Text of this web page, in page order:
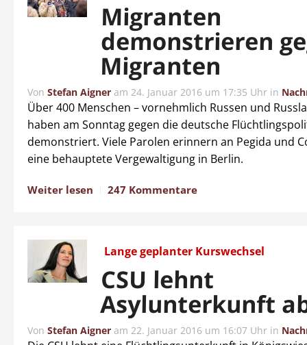
Migranten
demonstrieren
Migranten
Von Stefan Aigner am 24. Januar 2016 um 17:35 Uhr in
Über 400 Menschen – vornehmlich Russen und
haben am Sonntag gegen die deutsche
demonstriert. Viele Parolen erinnern an Pegida und
eine behauptete Vergewaltigung in Berlin.
Weiter lesen 247 Kommentare
Lange geplanter Kurswechsel
CSU lehnt
Asylunterkunft
Von Stefan Aigner am 22. Januar 2016 um 16:07 Uhr in